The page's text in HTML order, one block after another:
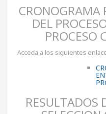
CRONOGRAMA
DEL
PROCESO
Acceda a los siguientes
RESULTADOS